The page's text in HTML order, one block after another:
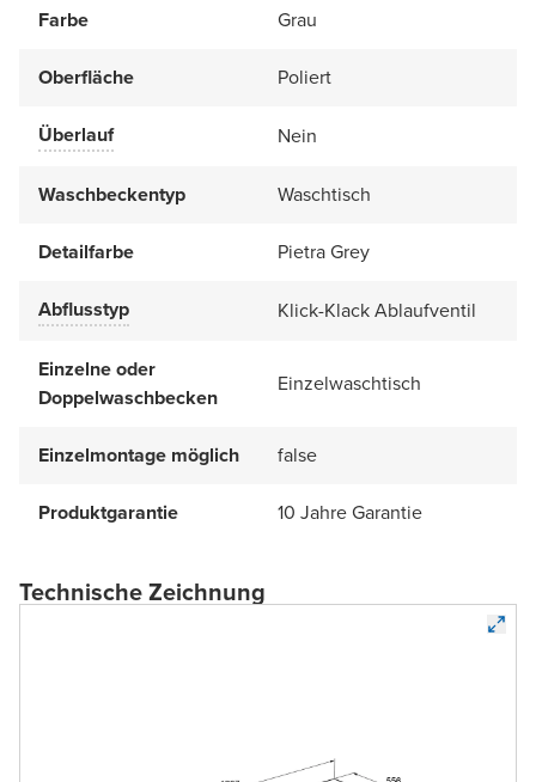
Farbe Grau
Oberfläche Poliert
Überlauf Nein
Waschbeckentyp Waschtisch
Detailfarbe Pietra Grey
Abflusstyp Klick-Klack Ablaufventil
Einzelne oder
Doppelwaschbecken
Einzelwaschtisch
Einzelmontage möglich false
Produktgarantie 10 Jahre Garantie
Technische Zeichnung